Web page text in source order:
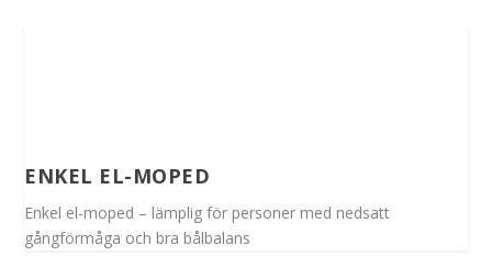
ENKEL EL-MOPED
Enkel el-moped – lämplig för personer med nedsatt
gångförmåga och bra bålbalans